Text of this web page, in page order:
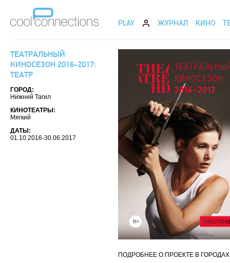
PLAY ЖУРНАЛ КИНО
ТЕАТРАЛЬНЫЙ
КИНОСЕЗОН 2016-2017:
ТЕАТР
ГОРОД:
Нижний Тагил
КИНОТЕАТРЫ:
Мягкий
ДАТЫ:
01.10.2016-30.06.2017
ПОДРОБНЕЕ О ПРОЕКТЕ В